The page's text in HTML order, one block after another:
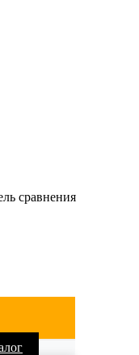
сравнения